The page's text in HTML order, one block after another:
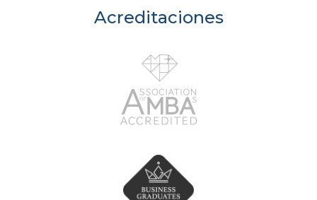
Acreditaciones